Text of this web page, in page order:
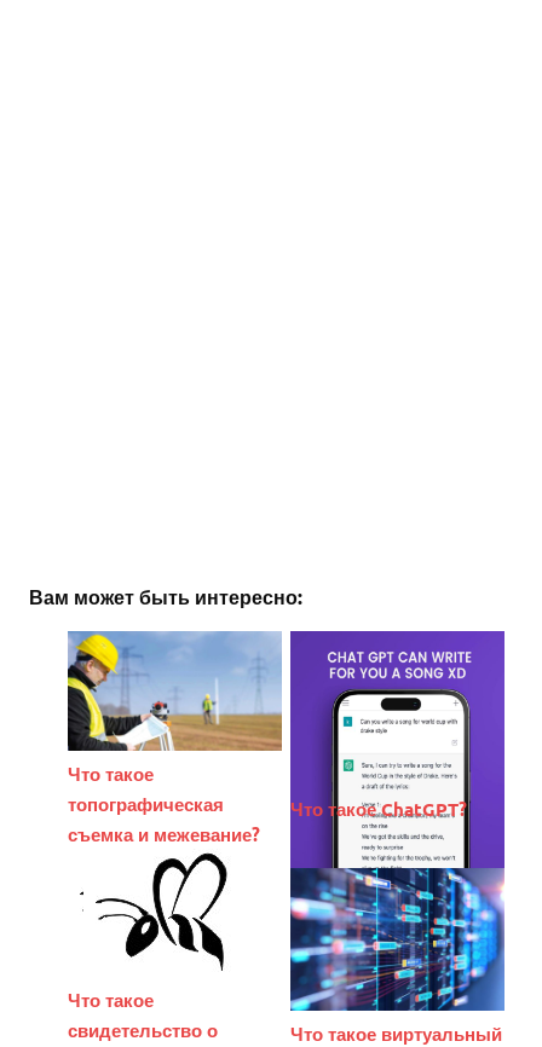
Вам может быть интересно:
Что такое
топографическая
съемка и межевание?
Что такое ChatGPT?
Что такое
свидетельство о
Что такое виртуальный